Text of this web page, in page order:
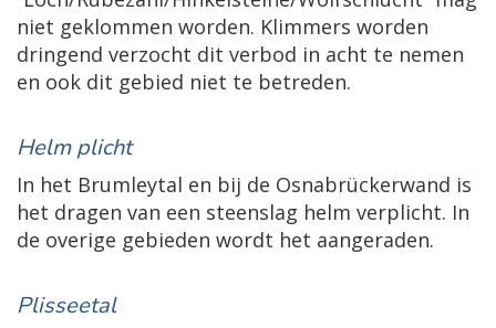
niet geklommen worden. Klimmers worden
dringend verzocht dit verbod in acht te nemen
en ook dit gebied niet te betreden.
Helm plicht
In het Brumleytal en bij de Osnabrückerwand is
het dragen van een steenslag helm verplicht. In
de overige gebieden wordt het aangeraden.
Plisseetal